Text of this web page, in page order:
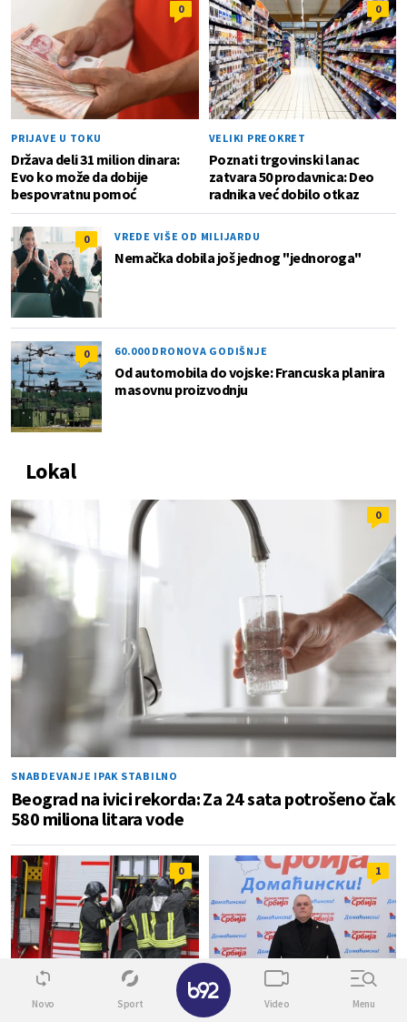
0
PRIJAVE U TOKU
Država deli 31 milion dinara:
Evo ko može da dobije
bespovratnu pomoć
0
VELIKI PREOKRET
Poznati trgovinski lanac
zatvara 50 prodavnica: Deo
radnika već dobilo otkaz
0 VREDE VIŠE OD MILIJARDU
Nemačka dobila još jednog "jednoroga"
0 60.000 DRONOVA GODIŠNJE
Od automobila do vojske: Francuska planira
masovnu proizvodnju
Lokal
0
SNABDEVANJE IPAK STABILNO
Beograd na ivici rekorda: Za 24 sata potrošeno čak
580 miliona litara vode
0
POŽAR LOKALIZOVAN
1
POLITIKA
Novo Sport Video Menu
✕